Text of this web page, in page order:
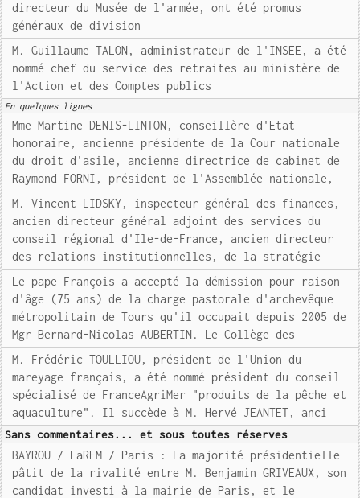
directeur du Musée de l'armée, ont été promus
généraux de division
M. Guillaume TALON, administrateur de l'INSEE, a été
nommé chef du service des retraites au ministère de
l'Action et des Comptes publics
En quelques lignes
Mme Martine DENIS-LINTON, conseillère d'Etat
honoraire, ancienne présidente de la Cour nationale
du droit d'asile, ancienne directrice de cabinet de
Raymond FORNI, président de l'Assemblée nationale,
M. Vincent LIDSKY, inspecteur général des finances,
ancien directeur général adjoint des services du
conseil régional d'Ile-de-France, ancien directeur
des relations institutionnelles, de la stratégie
Le pape François a accepté la démission pour raison
d'âge (75 ans) de la charge pastorale d'archevêque
métropolitain de Tours qu'il occupait depuis 2005 de
Mgr Bernard-Nicolas AUBERTIN. Le Collège des
M. Frédéric TOULLIOU, président de l'Union du
mareyage français, a été nommé président du conseil
spécialisé de FranceAgriMer "produits de la pêche et
aquaculture". Il succède à M. Hervé JEANTET, anci
Sans commentaires... et sous toutes réserves
BAYROU / LaREM / Paris : La majorité présidentielle
pâtit de la rivalité entre M. Benjamin GRIVEAUX, son
candidat investi à la mairie de Paris, et le